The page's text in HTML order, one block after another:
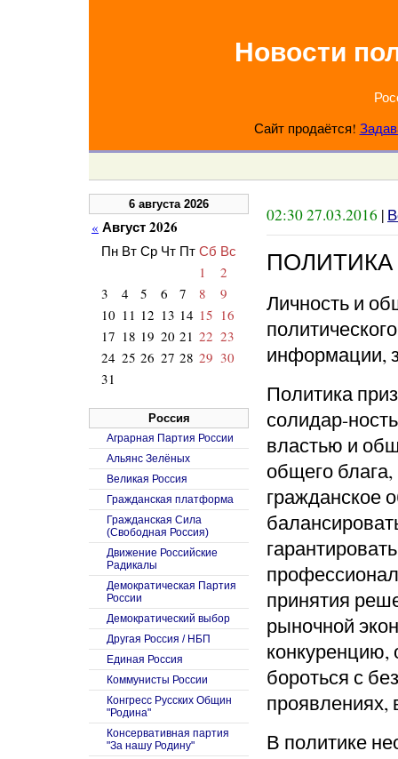
Новости
Сайт продаётся!
02:30 27.03.2016 |
ПОЛИТИКА
Личность и
информации,
Политика
солидар-
властью и
общего
гражданское
принятия
рыночной
конкуренцию,
бороться с
проявлениях,
В политике
6 августа 2026
« Август 2026
Пн Вт Ср Чт Пт Сб Вс
1
2
3
4 5 6 7 8
9
10 11 12 13 14 15 16
17 18 19 20 21 22 23
24 25 26 27 28 29 30
31
Россия
Аграрная Партия России
Альянс Зелёных
Великая Россия
Гражданская платформа
Гражданская Сила
(Свободная Россия)
Движение Российские
Радикалы
Демократическая Партия
России
Демократический выбор
Другая Россия / НБП
Единая Россия
Коммунисты России
Конгресс Русских Общин
"Родина"
Консервативная партия
"За нашу Родину"